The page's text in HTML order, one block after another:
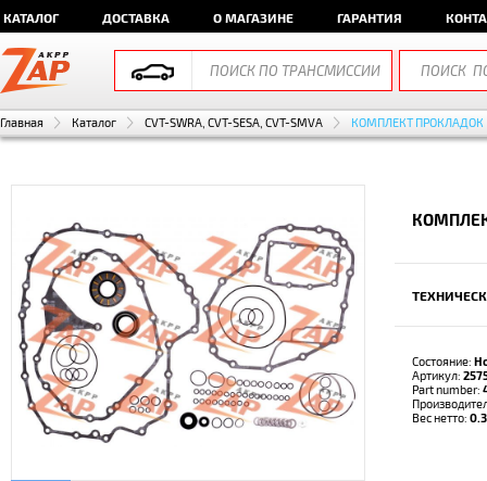
КАТАЛОГ ДОСТАВКА О МАГАЗИНЕ ГАРАНТИЯ
Главная Каталог CVT-SWRA, CVT-SESA, CVT-SMVA КОМПЛЕКТ ПРОКЛАДОК
Состояние:
Артикул:
Part number:
Вес нетто: